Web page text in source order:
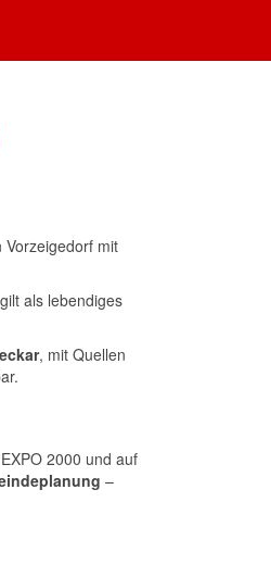
mit
als lebendiges
, mit Quellen
2000 und auf
–